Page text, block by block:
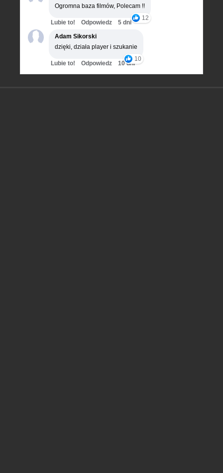
Ogromna baza filmów, Polecam !!
12
Lubie to! Odpowiedz
5 dni
Adam Sikorski
dzięki, działa player i szukanie
10
Lubie to! Odpowiedz 10 dni